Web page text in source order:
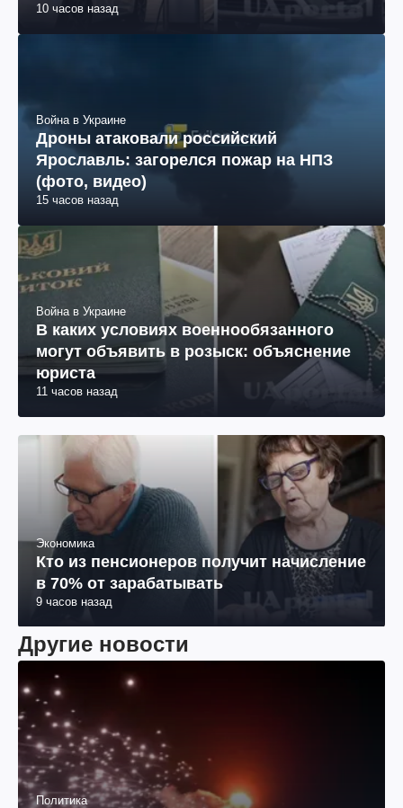
10 часов назад
Война в Украине
Дроны атаковали российский
Ярославль: загорелся пожар на НПЗ
(фото, видео)
15 часов назад
Война в Украине
В каких условиях военнообязанного
могут объявить в розыск: объяснение
юриста
11 часов назад
Экономика
Кто из пенсионеров получит начисление
в 70% от зарабатывать
9 часов назад
Другие новости
Политика